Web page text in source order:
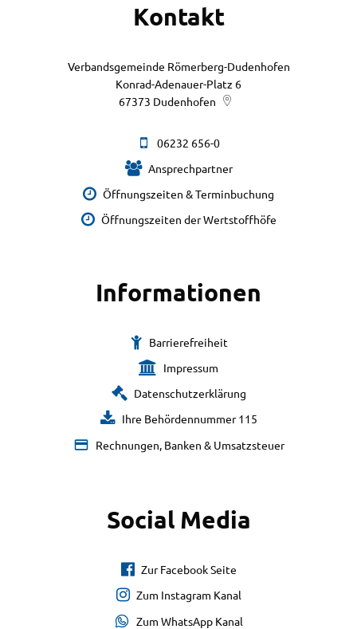
Kontakt
Verbandsgemeinde Römerberg-Dudenhofen
Konrad-Adenauer-Platz 6
67373 Dudenhofen
06232 656-0
Ansprechpartner
Öffnungszeiten & Terminbuchung
Öffnungszeiten der Wertstoffhöfe
Informationen
Barrierefreiheit
Impressum
Datenschutzerklärung
Ihre Behördennummer 115
Rechnungen, Banken & Umsatzsteuer
Social Media
Zur Facebook Seite
Zum Instagram Kanal
Zum WhatsApp Kanal